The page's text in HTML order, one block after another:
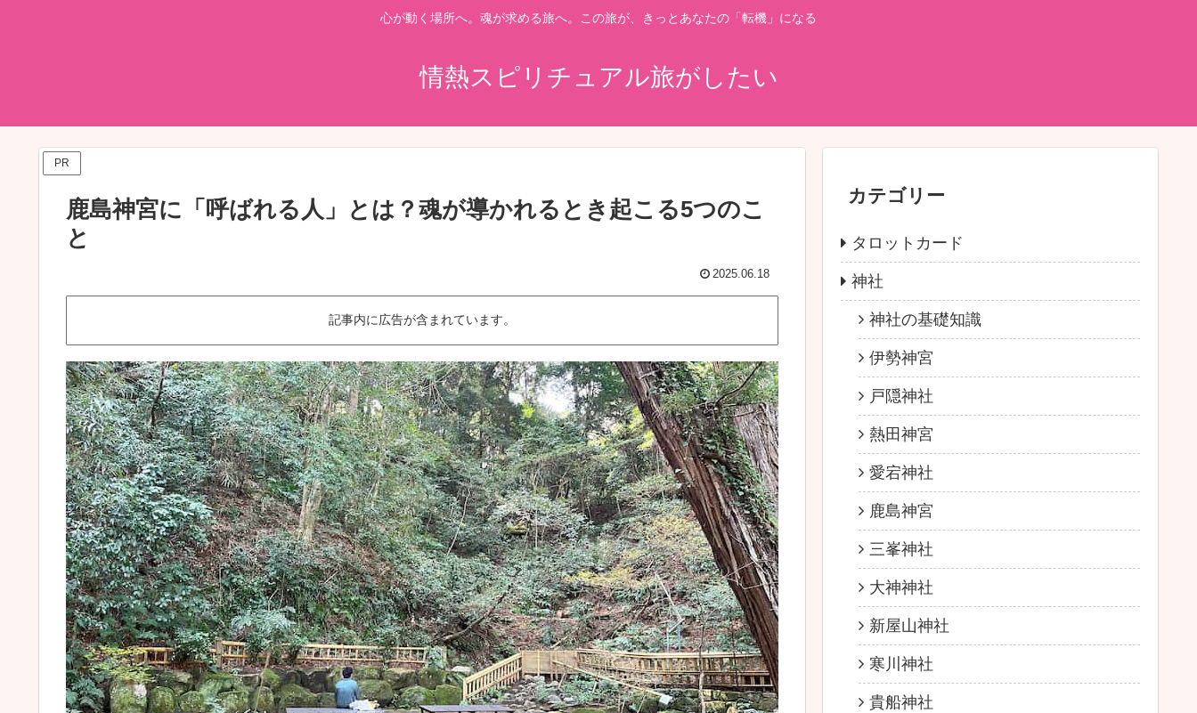
心が動く場所へ。魂が求める旅へ。この旅が、きっとあなたの「転機」になる
情熱スピリチュアル旅がしたい
PR
鹿島神宮に「呼ばれる人」とは？魂が導かれるとき起こる5つのこ
と
2025.06.18
記事内に広告が含まれています。
カテゴリー
タロットカード
神社
神社の基礎知識
伊勢神宮
戸隠神社
熱田神宮
愛宕神社
鹿島神宮
三峯神社
大神神社
新屋山神社
寒川神社
貴船神社